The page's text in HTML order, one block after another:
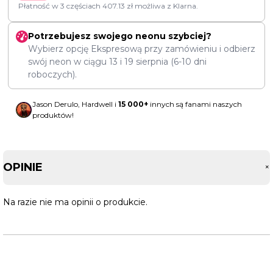
Płatność w 3 częściach 407.13 zł możliwa z Klarna.
Potrzebujesz swojego neonu szybciej?
Wybierz opcję Ekspresową przy zamówieniu i odbierz
swój neon w ciągu 13 i 19 sierpnia (6-10 dni
roboczych).
Jason Derulo, Hardwell i 15 000+ innych są fanami naszych
produktów!
OPINIE +
Na razie nie ma opinii o produkcie.